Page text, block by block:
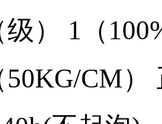
级） 1（
50KG/CM）